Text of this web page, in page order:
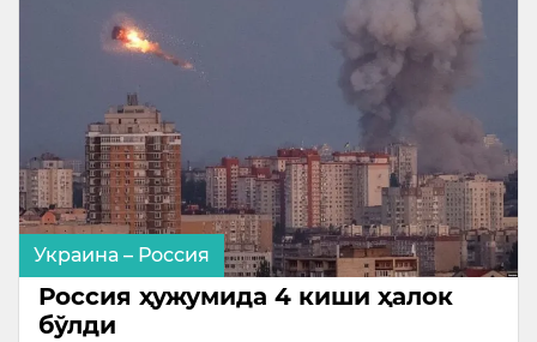
Украина – Россия
Россия ҳужумида 4 киши ҳалок
бўлди